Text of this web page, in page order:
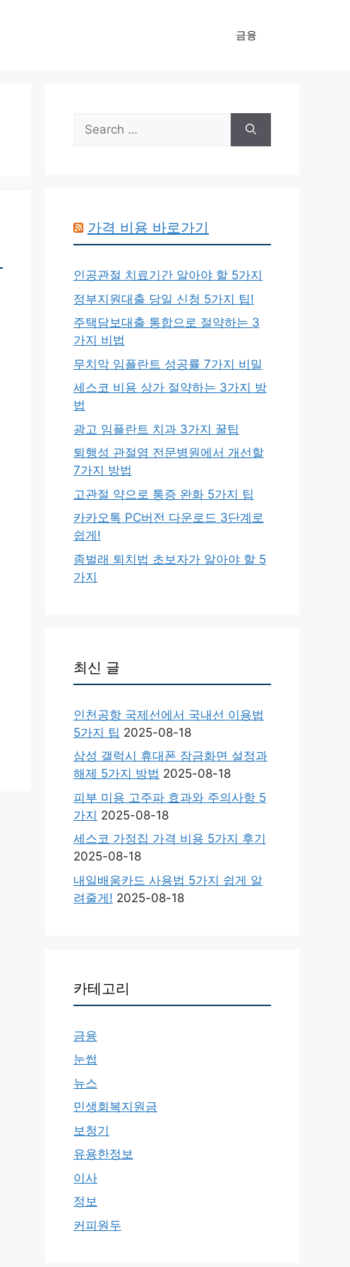
금융
Search
for:
가격 비용 바로가기
인공관절 치료기간 알아야 할 5가지
정부지원대출 당일 신청 5가지 팁!
주택담보대출 통합으로 절약하는 3
가지 비법
무치악 임플란트 성공률 7가지 비밀
세스코 비용 상가 절약하는 3가지 방
법
광고 임플란트 치과 3가지 꿀팁
퇴행성 관절염 전문병원에서 개선할
7가지 방법
고관절 약으로 통증 완화 5가지 팁
카카오톡 PC버전 다운로드 3단계로
쉽게!
좀벌래 퇴치법 초보자가 알아야 할 5
가지
최신 글
인천공항 국제선에서 국내선 이용법
5가지 팁 2025-08-18
삼성 갤럭시 휴대폰 잠금화면 설정과
해제 5가지 방법 2025-08-18
피부 미용 고주파 효과와 주의사항 5
가지 2025-08-18
세스코 가정집 가격 비용 5가지 후기
2025-08-18
내일배움카드 사용법 5가지 쉽게 알
려줄게! 2025-08-18
카테고리
금융
눈썹
뉴스
민생회복지원금
보청기
유용한정보
이사
정보
커피원두